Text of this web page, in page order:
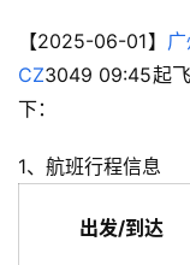
【2025-06-01】 广
CZ3049 09:45起飞
下：
1、航班行程信息
出发/到达